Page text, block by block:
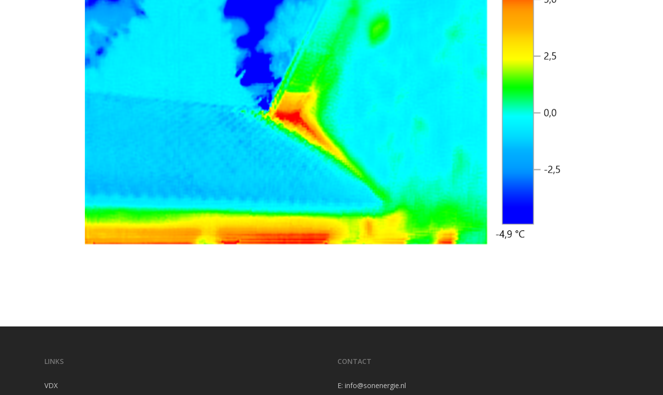
LINKS
VDX
CONTACT
E: info@sonenergie.nl